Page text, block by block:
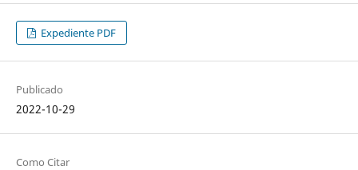
Expediente PDF
Publicado
2022-10-29
Como Citar